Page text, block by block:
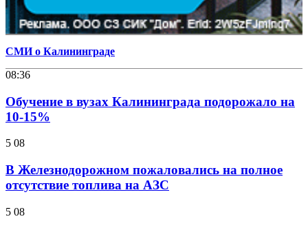
СМИ о Калининграде
08:36
Обучение в вузах Калининграда подорожало на
10-15%
5 08
В Железнодорожном пожаловались на полное
отсутствие топлива на АЗС
5 08